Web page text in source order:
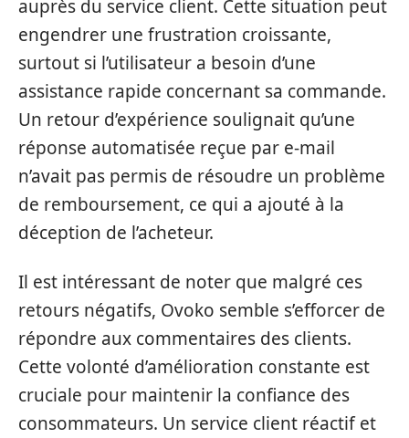
auprès du service client. Cette situation peut
engendrer une frustration croissante,
surtout si l’utilisateur a besoin d’une
assistance rapide concernant sa commande.
Un retour d’expérience soulignait qu’une
réponse automatisée reçue par e-mail
n’avait pas permis de résoudre un problème
de remboursement, ce qui a ajouté à la
déception de l’acheteur.
Il est intéressant de noter que malgré ces
retours négatifs, Ovoko semble s’efforcer de
répondre aux commentaires des clients.
Cette volonté d’amélioration constante est
cruciale pour maintenir la confiance des
consommateurs. Un service client réactif et